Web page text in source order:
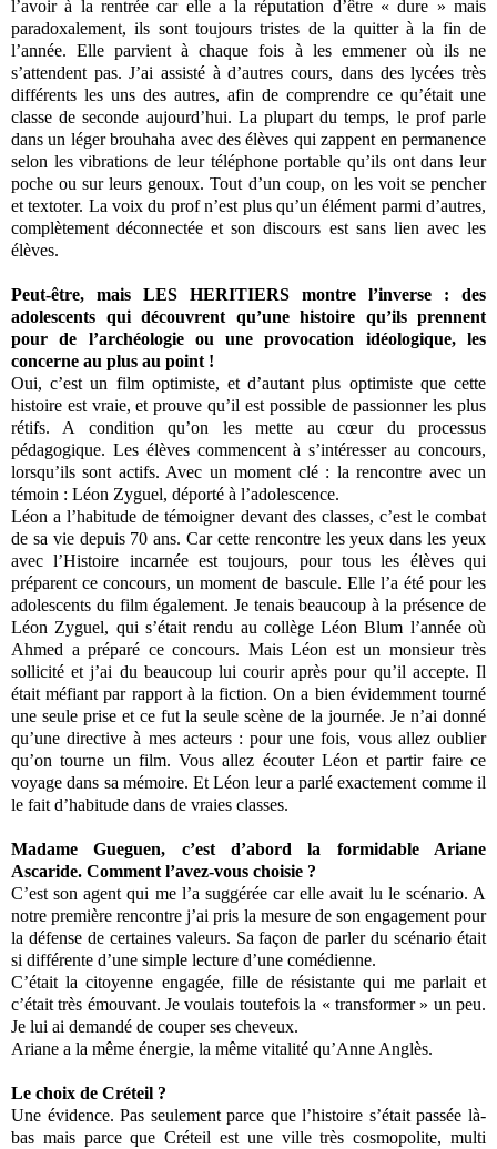
l’avoir à la rentrée car elle a la réputation d’être « dure » mais
paradoxalement, ils sont toujours tristes de la quitter à la fin de
l’année. Elle parvient à chaque fois à les emmener où ils ne
s’attendent pas. J’ai assisté à d’autres cours, dans des lycées très
différents les uns des autres, afin de comprendre ce qu’était une
classe de seconde aujourd’hui. La plupart du temps, le prof parle
dans un léger brouhaha avec des élèves qui zappent en permanence
selon les vibrations de leur téléphone portable qu’ils ont dans leur
poche ou sur leurs genoux. Tout d’un coup, on les voit se pencher
et textoter. La voix du prof n’est plus qu’un élément parmi d’autres,
complètement déconnectée et son discours est sans lien avec les
élèves.
Peut‐être, mais LES HERITIERS montre l’inverse : des
adolescents qui découvrent qu’une histoire qu’ils prennent
pour de l’archéologie ou une provocation idéologique, les
concerne au plus au point !
Oui, c’est un film optimiste, et d’autant plus optimiste que cette
histoire est vraie, et prouve qu’il est possible de passionner les plus
rétifs. A condition qu’on les mette au cœur du processus
pédagogique. Les élèves commencent à s’intéresser au concours,
lorsqu’ils sont actifs. Avec un moment clé : la rencontre avec un
témoin : Léon Zyguel, déporté à l’adolescence.
Léon a l’habitude de témoigner devant des classes, c’est le combat
de sa vie depuis 70 ans. Car cette rencontre les yeux dans les yeux
avec l’Histoire incarnée est toujours, pour tous les élèves qui
préparent ce concours, un moment de bascule. Elle l’a été pour les
adolescents du film également. Je tenais beaucoup à la présence de
Léon Zyguel, qui s’était rendu au collège Léon Blum l’année où
Ahmed a préparé ce concours. Mais Léon est un monsieur très
sollicité et j’ai du beaucoup lui courir après pour qu’il accepte. Il
était méfiant par rapport à la fiction. On a bien évidemment tourné
une seule prise et ce fut la seule scène de la journée. Je n’ai donné
qu’une directive à mes acteurs : pour une fois, vous allez oublier
qu’on tourne un film. Vous allez écouter Léon et partir faire ce
voyage dans sa mémoire. Et Léon leur a parlé exactement comme il
le fait d’habitude dans de vraies classes.
Madame Gueguen, c’est d’abord la formidable Ariane
Ascaride. Comment l’avez-vous choisie ?
C’est son agent qui me l’a suggérée car elle avait lu le scénario. A
notre première rencontre j’ai pris la mesure de son engagement pour
la défense de certaines valeurs. Sa façon de parler du scénario était
si différente d’une simple lecture d’une comédienne.
C’était la citoyenne engagée, fille de résistante qui me parlait et
c’était très émouvant. Je voulais toutefois la « transformer » un peu.
Je lui ai demandé de couper ses cheveux.
Ariane a la même énergie, la même vitalité qu’Anne Anglès.
Le choix de Créteil ?
Une évidence. Pas seulement parce que l’histoire s’était passée là‐
bas mais parce que Créteil est une ville très cosmopolite, multi